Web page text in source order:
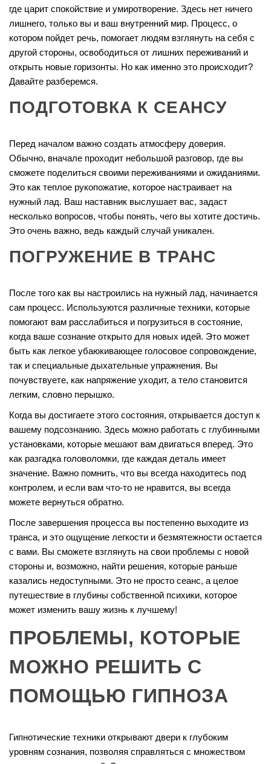
где царит спокойствие и умиротворение. Здесь нет ничего
лишнего, только вы и ваш внутренний мир. Процесс, о
котором пойдет речь, помогает людям взглянуть на себя с
другой стороны, освободиться от лишних переживаний и
открыть новые горизонты. Но как именно это происходит?
Давайте разберемся.
ПОДГОТОВКА К СЕАНСУ
Перед началом важно создать атмосферу доверия.
Обычно, вначале проходит небольшой разговор, где вы
сможете поделиться своими переживаниями и ожиданиями.
Это как теплое рукопожатие, которое настраивает на
нужный лад. Ваш наставник выслушает вас, задаст
несколько вопросов, чтобы понять, чего вы хотите достичь.
Это очень важно, ведь каждый случай уникален.
ПОГРУЖЕНИЕ В ТРАНС
После того как вы настроились на нужный лад, начинается
сам процесс. Используются различные техники, которые
помогают вам расслабиться и погрузиться в состояние,
когда ваше сознание открыто для новых идей. Это может
быть как легкое убаюкивающее голосовое сопровождение,
так и специальные дыхательные упражнения. Вы
почувствуете, как напряжение уходит, а тело становится
легким, словно перышко.
Когда вы достигаете этого состояния, открывается доступ к
вашему подсознанию. Здесь можно работать с глубинными
установками, которые мешают вам двигаться вперед. Это
как разгадка головоломки, где каждая деталь имеет
значение. Важно помнить, что вы всегда находитесь под
контролем, и если вам что-то не нравится, вы всегда
можете вернуться обратно.
После завершения процесса вы постепенно выходите из
транса, и это ощущение легкости и безмятежности остается
с вами. Вы сможете взглянуть на свои проблемы с новой
стороны и, возможно, найти решения, которые раньше
казались недоступными. Это не просто сеанс, а целое
путешествие в глубины собственной психики, которое
может изменить вашу жизнь к лучшему!
ПРОБЛЕМЫ, КОТОРЫЕ
МОЖНО РЕШИТЬ С
ПОМОЩЬЮ ГИПНОЗА
Гипнотические техники открывают двери к глубоким
уровням сознания, позволяя справляться с множеством